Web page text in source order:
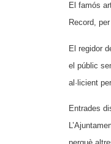
El famós
Record,
El regidor
el públic
al·licient
Entrades